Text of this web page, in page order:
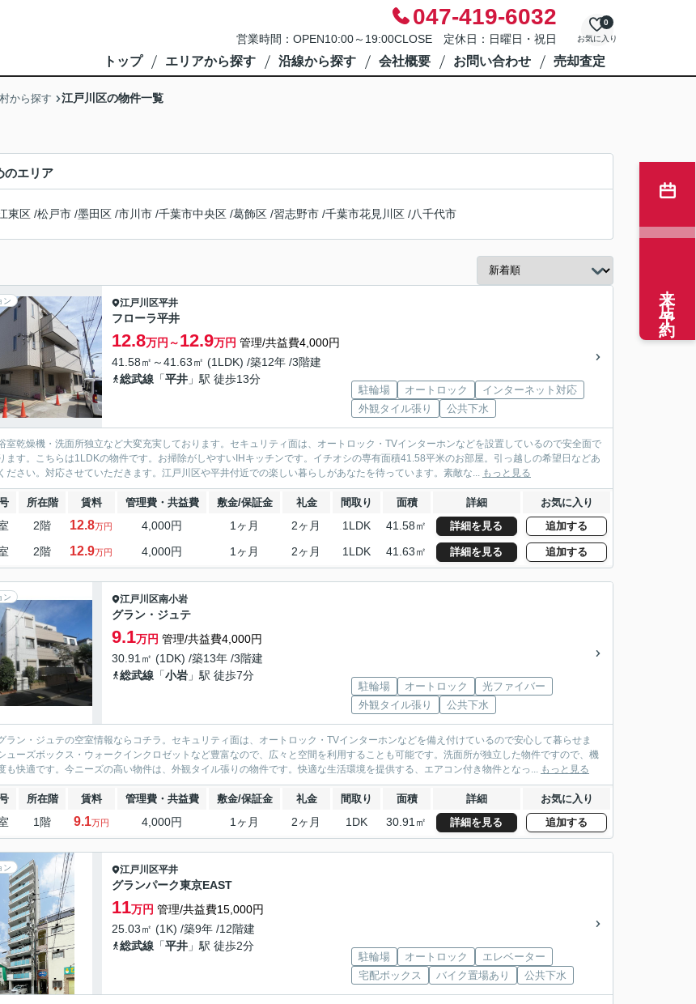
047-419-6032
営業時間：OPEN10:00～19:00CLOSE 定休日：日曜日・祝日 お気に入り
0
トップ エリアから探す 沿線から探す 会社概要 お問い合わせ 売却査定
から探す 江戸川区の物件一覧
のエリア
東区 /松戸市 /墨田区 /市川市 /千葉市中央区 /葛飾区 /習志野市 /千葉市花見川区 /八千代市
ン 江戸川区平井
フローラ平井
12.8万円～12.9万円 管理/共益費4,000円
41.58㎡～41.63㎡ (1LDK) /築12年 /3階建
総武線 「平井 」駅 徒歩13分
駐輪場 オートロック
インターネット対応
外観タイル張り
公共下水
室乾燥機・洗面所独立など大変充実しております。セキュリティ面は、オートロック・TVインターホンなどを設置しているので安全面で
ます。こちらは1LDKの物件です。お掃除がしやすいIHキッチンです。イチオシの専有面積41.58平米のお部屋。引っ越しの希望日などあ
ださい。対応させていただきます。江戸川区や平井付近での楽しい暮らしがあなたを待っています。素敵な... もっと見る
所在階 賃料 管理費・共益費 敷金/保証金 礼金 間取り 面積 詳細 お気に入り
2階 12.8万円 4,000円 1ヶ月 2ヶ月 1LDK 41.58㎡ 詳細を見る 追加する
2階 12.9万円 4,000円 1ヶ月 2ヶ月 1LDK 41.63㎡ 詳細を見る 追加する
ン 江戸川区南小岩
グラン・ジュテ
9.1万円 管理/共益費4,000円
30.91㎡ (1DK) /築13年 /3階建
総武線 「小岩 」駅 徒歩7分
駐輪場 オートロック
光ファイバー
外観タイル張り
公共下水
ラン・ジュテの空室情報ならコチラ。セキュリティ面は、オートロック・TVインターホンなどを備え付けているので安心して暮らせま
ューズボックス・ウォークインクロゼットなど豊富なので、広々と空間を利用することも可能です。洗面所が独立した物件ですので、機
も快適です。今ニーズの高い物件は、外観タイル張りの物件です。快適な生活環境を提供する、エアコン付き物件となっ... もっと見る
所在階 賃料 管理費・共益費 敷金/保証金 礼金 間取り 面積 詳細 お気に入り
1階 9.1万円 4,000円 1ヶ月 2ヶ月 1DK 30.91㎡ 詳細を見る 追加する
ン 江戸川区平井
グランパーク東京EAST
11万円 管理/共益費15,000円
25.03㎡ (1K) /築9年 /12階建
総武線 「平井 」駅 徒歩2分
駐輪場 オートロック
エレベーター
宅配ボックス
バイク置場あり 公共下水
来店予約